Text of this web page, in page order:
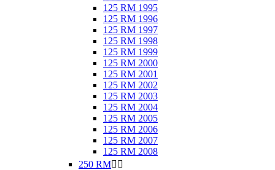
125 RM 1995
125 RM 1996
125 RM 1997
125 RM 1998
125 RM 1999
125 RM 2000
125 RM 2001
125 RM 2002
125 RM 2003
125 RM 2004
125 RM 2005
125 RM 2006
125 RM 2007
125 RM 2008
250 RM 